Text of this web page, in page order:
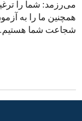
می‌رزمد: شما را
همچنین ما را به
شجاعت شما هستیم.